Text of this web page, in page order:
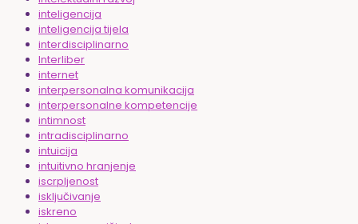
inteligencija
inteligencija tijela
interdisciplinarno
Interliber
internet
interpersonalna komunikacija
interpersonalne kompetencije
intimnost
intradisciplinarno
intuicija
intuitivno hranjenje
iscrpljenost
isključivanje
iskreno